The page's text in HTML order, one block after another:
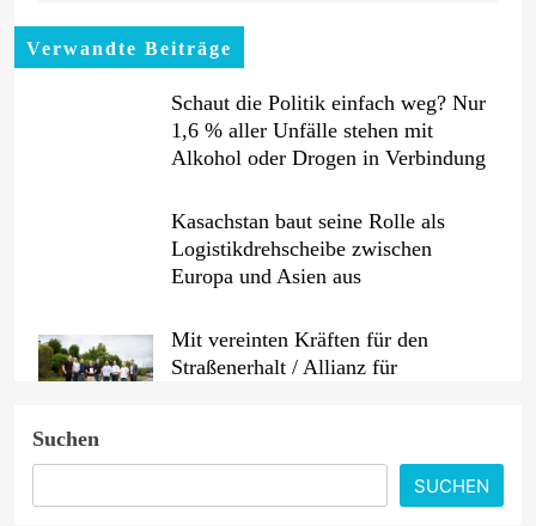
Verwandte Beiträge
Schaut die Politik einfach weg? Nur
1,6 % aller Unfälle stehen mit
Alkohol oder Drogen in Verbindung
Kasachstan baut seine Rolle als
Logistikdrehscheibe zwischen
Europa und Asien aus
Mit vereinten Kräften für den
Straßenerhalt / Allianz für
E-Autos / Haushaltssteckdose ist und
bleibt eine Notlösung
Suchen
SUCHEN